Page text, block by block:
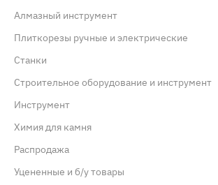
Алмазный инструмент
Плиткорезы ручные и электрические
Станки
Строительное оборудование и инструмент
Инструмент
Химия для камня
Распродажа
Уцененные и б/у товары